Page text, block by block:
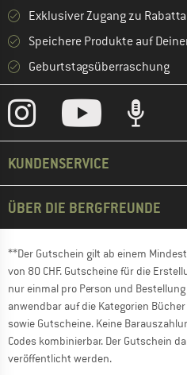
Exklusiver Zugang zu
Speichere Produkte auf
Geburtstagsüberraschung
KUNDENSERVICE
ÜBER DIE BERGFREUNDE
**Der Gutschein gilt ab einem
von 80 CHF. Gutscheine für die
nur einmal pro Person und
anwendbar auf die Kategorien
sowie Gutscheine. Keine
Codes kombinierbar. Der Gutschein
veröffentlicht werden.